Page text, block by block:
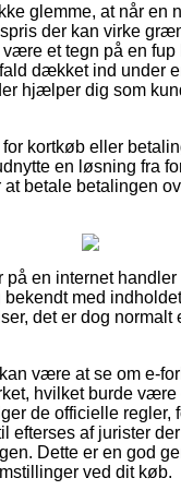
glemme, at når en
der kan virke
et tegn på en fup
dækket ind under
hjælper dig som
kortkøb eller
en løsning fra
at betale betalingen
på en internet handler
med
det er dog
være at se om e-
hvilket burde være
de officielle regler,
efterses af jurister
Dette er en god
ved dit køb.